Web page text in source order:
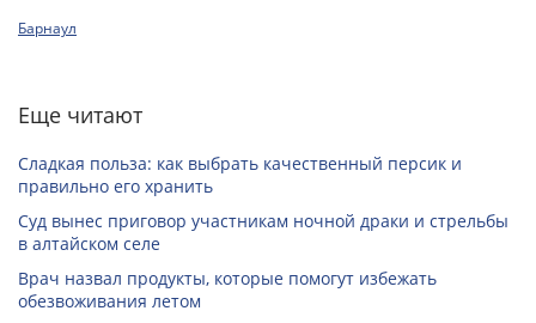
Барнаул
Еще читают
Сладкая польза: как выбрать качественный персик и
правильно его хранить
Суд вынес приговор участникам ночной драки и стрельбы
в алтайском селе
Врач назвал продукты, которые помогут избежать
обезвоживания летом